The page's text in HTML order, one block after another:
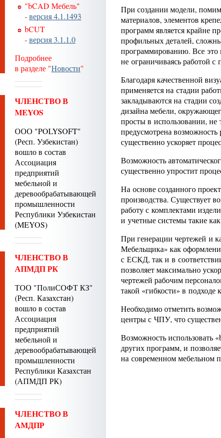
"bCAD Мебель"
-версия 4.1.1493
bCUT
-версия 3.1.1.0
Подробнее
в разделе "Новости"
ЧЛЕНСТВО В
MEYOS
ООО "POLYSOFT"
(Респ. Узбекистан)
вошло в состав
Ассоциация
предприятий
мебельной и
деревообрабатывающей
промышленности
Республики Узбекистан
(MEYOS)
ЧЛЕНСТВО В
АПМДП РК
ТОО "ПолиСОФТ КЗ"
(Респ. Казахстан)
вошло в состав
Ассоциация
предприятий
мебельной и
деревообрабатывающей
промышленности
Республики Казахстан
(АПМДП РК)
ЧЛЕНСТВО В
АМДПР
При создании модели,
материалов, элементов
программ является крайне
профильных деталей,
программированию. Все это
не ограничиваясь работой
Благодаря качественной
применяется на стадии
закладываются на стадии
дизайна мебели,
просты в использовании, не
предусмотрена
существенно ускоряет
Возможность
существенно упростит
На основе созданного
производства. Существует
работу с комплектами
и учетные системы такие
При генерации чертежей и
Мебельщика» как
с ЕСКД, так и в
позволяет максимально
чертежей рабочим
такой «гибкости» в
Необходимо отметить
центры с ЧПУ, что
Возможность
других программ, и
на современном мебельном